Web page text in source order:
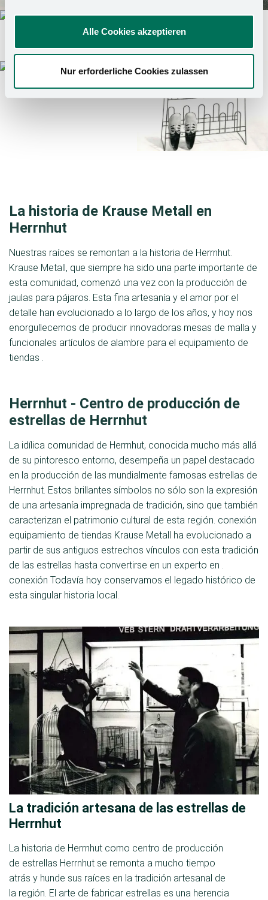
Alle Cookies akzeptieren
Nur erforderliche Cookies zulassen
La historia de Krause Metall en
Herrnhut
Nuestras raíces se remontan a la historia de Herrnhut.
Krause Metall, que siempre ha sido una parte importante de
esta comunidad, comenzó una vez con la producción de
jaulas para pájaros. Esta fina artesanía y el amor por el
detalle han evolucionado a lo largo de los años, y hoy nos
enorgullecemos de producir innovadoras mesas de malla y
funcionales artículos de alambre para el equipamiento de
tiendas .
Herrnhut - Centro de producción de
estrellas de Herrnhut
La idílica comunidad de Herrnhut, conocida mucho más allá
de su pintoresco entorno, desempeña un papel destacado
en la producción de las mundialmente famosas estrellas de
Herrnhut. Estos brillantes símbolos no sólo son la expresión
de una artesanía impregnada de tradición, sino que también
caracterizan el patrimonio cultural de esta región. conexión
equipamiento de tiendas Krause Metall ha evolucionado a
partir de sus antiguos estrechos vínculos con esta tradición
de las estrellas hasta convertirse en un experto en .
conexión Todavía hoy conservamos el legado histórico de
esta singular historia local.
La tradición artesana de las estrellas de
Herrnhut
La historia de Herrnhut como centro de producción
de estrellas Herrnhut se remonta a mucho tiempo
atrás y hunde sus raíces en la tradición artesanal de
la región. El arte de fabricar estrellas es una herencia